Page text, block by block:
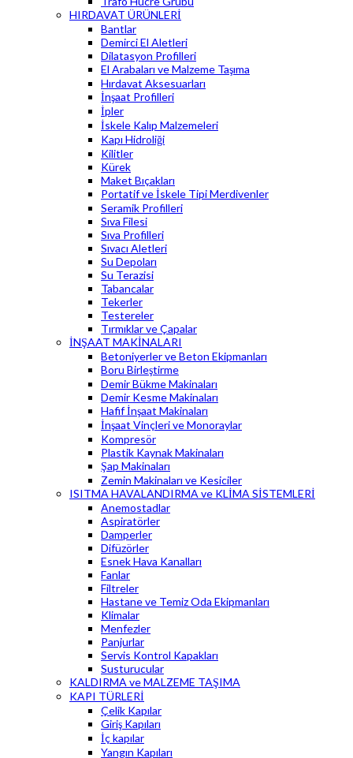
HIRDAVAT ÜRÜNLERİ
Bantlar
Demirci El Aletleri
Dilatasyon Profilleri
El Arabaları ve Malzeme Taşıma
Hırdavat Aksesuarları
İnşaat Profilleri
İpler
İskele Kalıp Malzemeleri
Kapı Hidroliği
Kilitler
Kürek
Maket Bıçakları
Portatif ve İskele Tipi Merdivenler
Seramik Profilleri
Sıva Filesi
Sıva Profilleri
Sıvacı Aletleri
Su Depoları
Su Terazisi
Tabancalar
Tekerler
Testereler
Tırmıklar ve Çapalar
İNŞAAT MAKİNALARI
Betoniyerler ve Beton Ekipmanları
Boru Birleştirme
Demir Bükme Makinaları
Demir Kesme Makinaları
Hafif İnşaat Makinaları
İnşaat Vinçleri ve Monoraylar
Kompresör
Plastik Kaynak Makinaları
Şap Makinaları
Zemin Makinaları ve Kesiciler
ISITMA HAVALANDIRMA ve KLİMA SİSTEMLERİ
Anemostadlar
Aspiratörler
Damperler
Difüzörler
Esnek Hava Kanalları
Fanlar
Filtreler
Hastane ve Temiz Oda Ekipmanları
Klimalar
Menfezler
Panjurlar
Servis Kontrol Kapakları
Susturucular
KALDIRMA ve MALZEME TAŞIMA
KAPI TÜRLERİ
Çelik Kapılar
Giriş Kapıları
İç kapılar
Yangın Kapıları